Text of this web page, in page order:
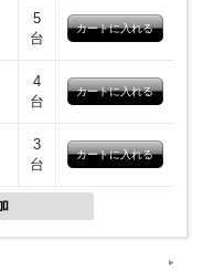
り加工は、シャープな印象を
5
台
4
台
3
台